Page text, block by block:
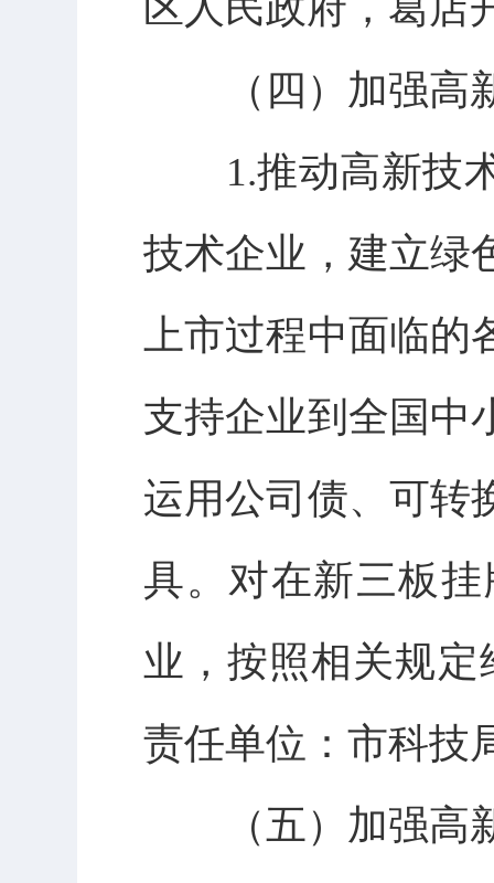
（四）加强高
1.推动高新技术
技术企业，建立绿
上市过程中面临
支持企业到全国中
运用公司债、可转
具。对在新三板
业，按照相关规
责任单位：市科技
（五）加强高